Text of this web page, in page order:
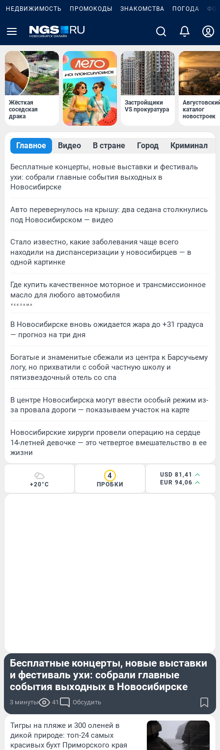
НЕДВИЖИМОСТЬ ПРОМОКОДЫ ЗНАКОМСТВА ПОГОДА
Жёсткая
соседская
драка
Застройщики
VS прокуратура
каталог
новостроек
Главное Видео В стране Город Криминал
Бесплатные концерты, новые выставки и фестиваль
ухи: собрали главные события выходных в
Новосибирске
Авто перевернулось на крышу: два седана столкнулись
под Новосибирском — видео
Стало известно, какие заболевания чаще всего
находили на диспансеризации у новосибирцев — в
одной картинке
Где купить качественное моторное и трансмиссионное
масло для любого автомобиля
В Новосибирске вновь ожидается жара до +31 градуса
— прогноз на три дня
Богатые и знаменитые сбежали из центра к Барсучьему
логу, но прихватили с собой частную школу и
пятизвездочный отель со спа
В центре Новосибирска могут ввести особый режим из-
за провала дороги — показываем участок на карте
Новосибирские хирурги провели операцию на сердце
14-летней девочке — это четвертое вмешательство в ее
жизни
+20°C
4
ПРОБКИ
USD 81,41
EUR 94,06
Бесплатные концерты, новые выставки
и фестиваль ухи: собрали главные
события выходных в Новосибирске
3 минуты 41 Обсудить
Тигры на пляже и 300 оленей в
дикой природе: топ-24 самых
красивых бухт Приморского края